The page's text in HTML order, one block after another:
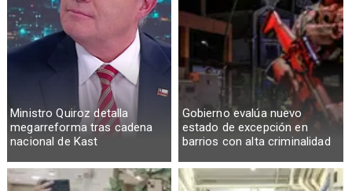
Ministro Quiroz detalla
megarreforma tras cadena
nacional de Kast
Gobierno evalúa nuevo
estado de excepción en
barrios con alta criminalidad